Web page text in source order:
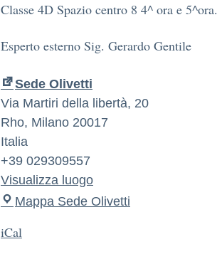
Classe 4D Spazio centro 8 4^ ora e 5^ora.
Esperto esterno Sig. Gerardo Gentile
Sede Olivetti
Via Martiri della libertà, 20
Rho, Milano 20017
Italia
+39 029309557
Visualizza luogo
Mappa Sede Olivetti
iCal